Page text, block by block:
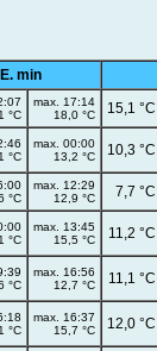
min
°C
max. 17:14
18,0 °C
15,1 °C
°C
max. 00:00
13,2 °C
10,3 °C
°C
max. 12:29
12,9 °C
7,7 °C
°C
max. 13:45
15,5 °C
11,2 °C
°C
max. 16:56
12,7 °C
11,1 °C
°C
max. 16:37
15,7 °C
12,0 °C